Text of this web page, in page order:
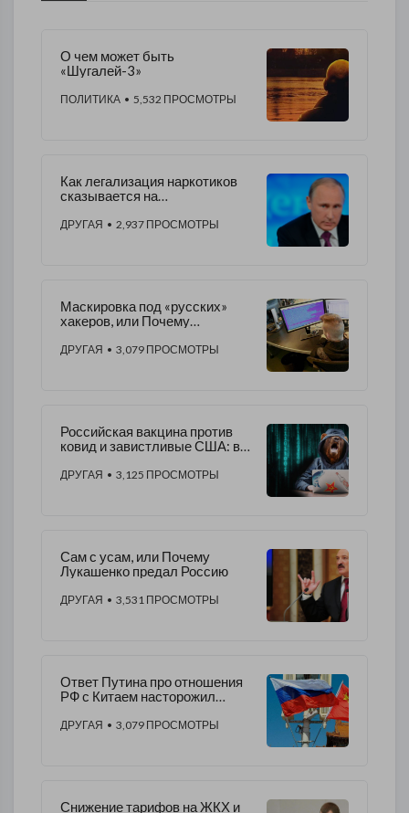
О чем может быть
«Шугалей-3»
ПОЛИТИКА • 5,532 ПРОСМОТРЫ
Как легализация наркотиков
сказывается на
ДРУГАЯ • 2,937 ПРОСМОТРЫ
Маскировка под «русских»
хакеров, или Почему
политическим инструментом
ДРУГАЯ • 3,079 ПРОСМОТРЫ
Российская вакцина против
ковид и завистливые США: в
Россию
ДРУГАЯ • 3,125 ПРОСМОТРЫ
Сам с усам, или Почему
Лукашенко предал Россию
ДРУГАЯ • 3,531 ПРОСМОТРЫ
Ответ Путина про отношения
РФ с Китаем насторожил
ДРУГАЯ • 3,079 ПРОСМОТРЫ
Снижение тарифов на ЖКХ и